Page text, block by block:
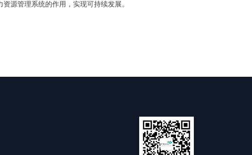
源管理系统的作用，实现可持续发展。